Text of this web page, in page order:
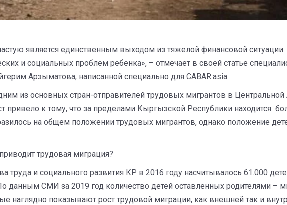
является единственным выходом из тяжелой финансовой ситуации.
и социальных проблем ребенка», – отмечает в своей статье
Арзыматова, написанной специально для CABAR.asia.
из основных стран-отправителей трудовых мигрантов в Центральной
привело к тому, что за пределами Кыргызской Республики находится
на общем положении трудовых мигрантов, однако положение
трудовая миграция?
труда и социального развития КР в 2016 году насчитывалось 61.000
данным СМИ за 2019 год количество детей оставленных родителями –
наглядно показывают рост трудовой миграции, как внешней так и